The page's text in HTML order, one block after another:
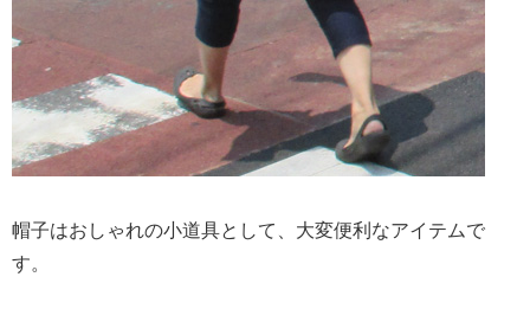
帽子はおしゃれの小道具として、大変便利なアイテムで
す。